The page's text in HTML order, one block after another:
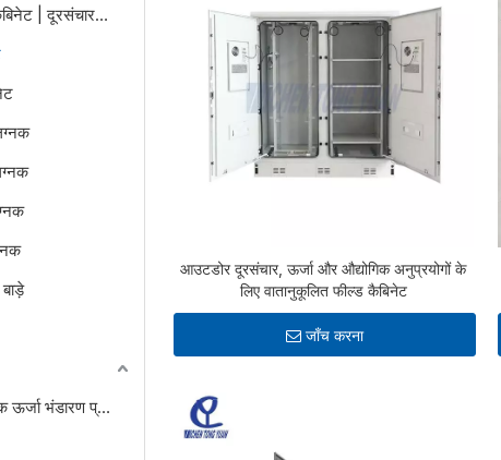
पोल माउंट आउटडोर कैबिनेट | दूरसंचार और विद्युत प्रणालियों के लिए मौसमरोधी संलग्नक
औद्योगिक और वाणिज्यिक ऊर्जा भंडारण प्रणाली
आउटडोर दूरसंचार, ऊर्जा और औद्योगिक अनुप्रयोगों के
लिए वातानुकूलित फील्ड कैबिनेट
जाँच करना